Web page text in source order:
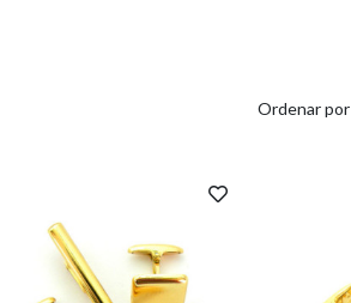
Ordenar por